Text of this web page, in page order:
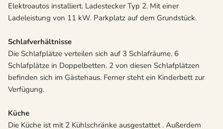
Elektroautos installiert. Ladestecker Typ 2. Mit einer
Ladeleistung von 11 kW. Parkplatz auf dem Grundstück.
Schlafverhältnisse
Die Schlafplätze verteilen sich auf 3 Schlafräume. 6
Schlafplätze in Doppelbetten. 2 von diesen Schlafplätzen
befinden sich im Gästehaus. Ferner steht ein Kinderbett zur
Verfügung.
Küche
Die Küche ist mit 2 Kühlschränke ausgestattet . Außerdem